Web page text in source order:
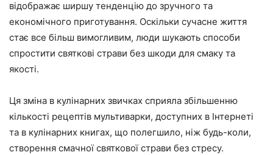
відображає ширшу тенденцію до зручного та
економічного приготування. Оскільки сучасне життя
стає все більш вимогливим, люди шукають способи
спростити святкові страви без шкоди для смаку та
якості.
Ця зміна в кулінарних звичках сприяла збільшенню
кількості рецептів мультиварки, доступних в Інтернеті
та в кулінарних книгах, що полегшило, ніж будь-коли,
створення смачної святкової страви без стресу.